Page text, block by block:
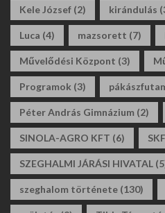
Kele József (2) kirándulás
Luca (4) mazsorett (7)
Művelődési Központ (3)
Programok (3)
Péter András Gimnázium (2)
SINOLA-AGRO KFT (6) SKF
SZEGHALMI JÁRÁSI HIVATAL
szeghalom története (130)